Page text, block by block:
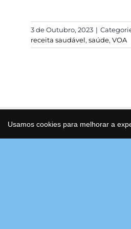
3 de Outubro, 2023 |
receita saudável, saúde, VOA
Usamos cookies para melhorar a